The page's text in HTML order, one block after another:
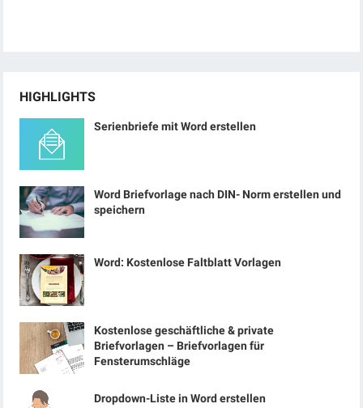
HIGHLIGHTS
Serienbriefe mit Word erstellen
Word Briefvorlage nach DIN- Norm erstellen und
speichern
Word: Kostenlose Faltblatt Vorlagen
Kostenlose geschäftliche & private
Briefvorlagen – Briefvorlagen für
Fensterumschläge
Dropdown-Liste in Word erstellen